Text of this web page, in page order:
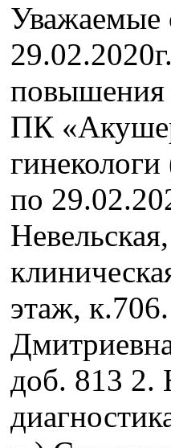
Уважаемые
повышения
ПК
по
этаж,
доб. 813 2.